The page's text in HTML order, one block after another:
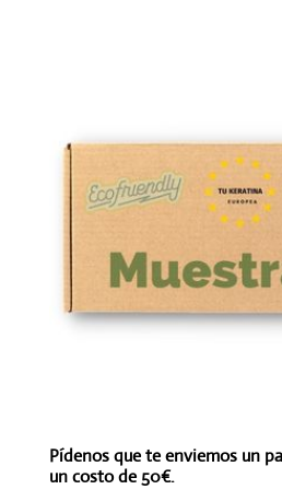
Pídenos que te enviemos un
un costo de 50€.